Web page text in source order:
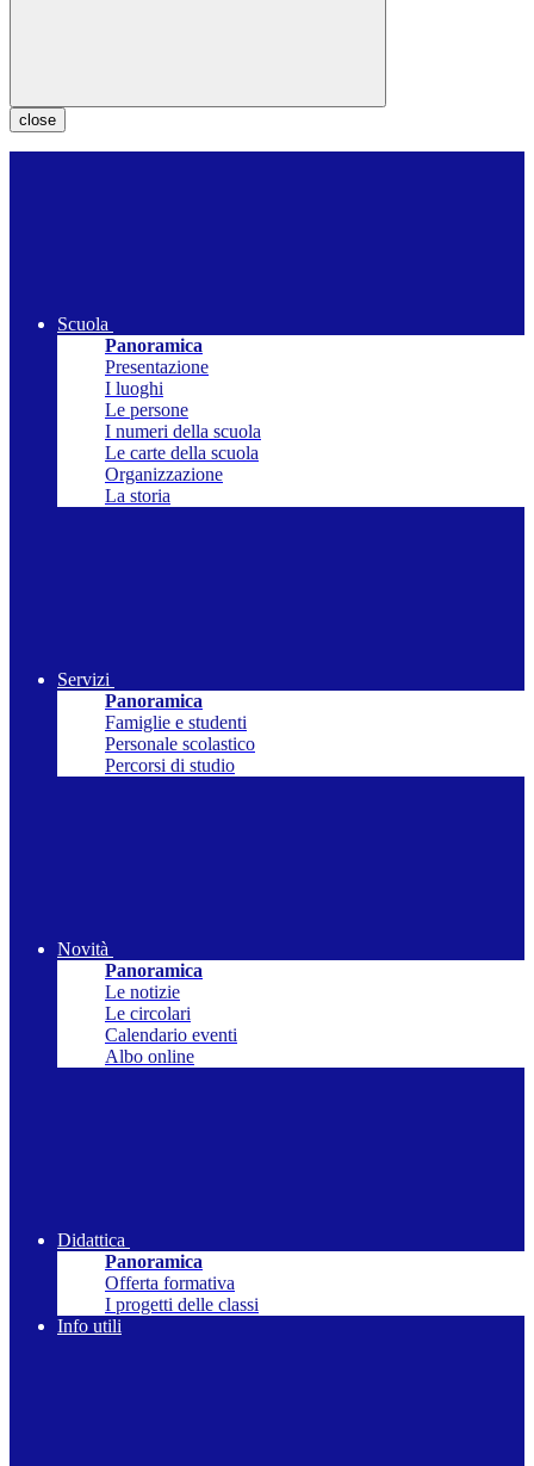
close
Scuola
Panoramica
Presentazione
I luoghi
Le persone
I numeri della scuola
Le carte della scuola
Organizzazione
La storia
Servizi
Panoramica
Famiglie e studenti
Personale scolastico
Percorsi di studio
Novità
Panoramica
Le notizie
Le circolari
Calendario eventi
Albo online
Didattica
Panoramica
Offerta formativa
I progetti delle classi
Info utili